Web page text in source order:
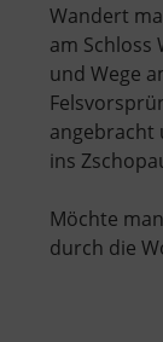
Wandert
am Schloss
und Wege
angebracht
ins
Möchte
durch die